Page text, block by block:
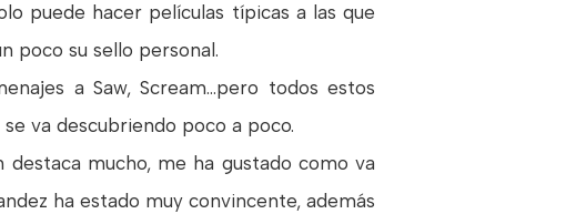
puede hacer películas típicas a las que
poco su sello personal.
a Saw, Scream...pero todos estos
va descubriendo poco a poco.
mucho, me ha gustado como va
ha estado muy convincente, además